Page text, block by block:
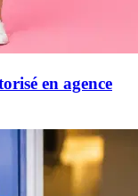
en agence